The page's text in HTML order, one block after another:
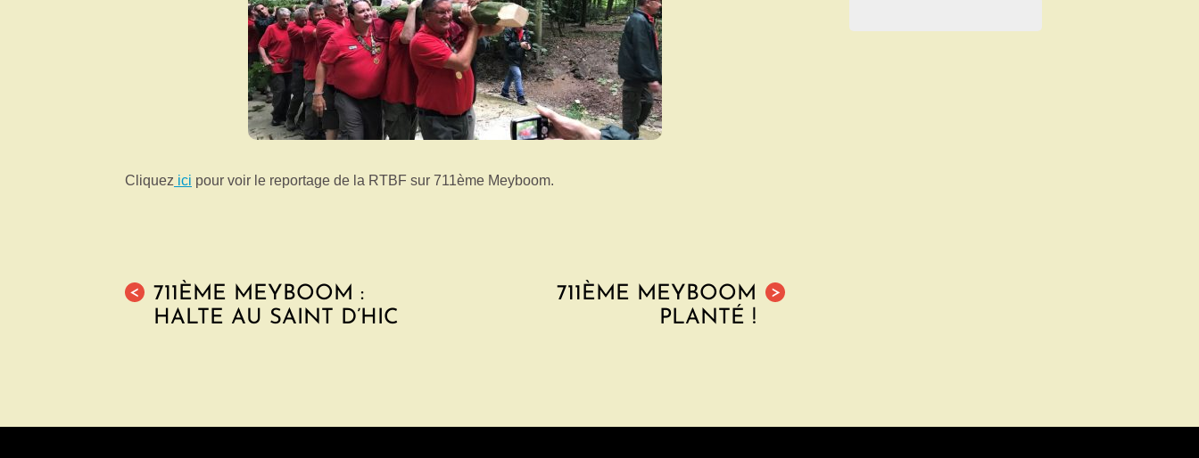
Cliquez ici pour voir le reportage de la RTBF sur 711ème Meyboom.
<
711ÈME MEYBOOM :
HALTE AU SAINT D’HIC
>
711ÈME MEYBOOM
PLANTÉ !